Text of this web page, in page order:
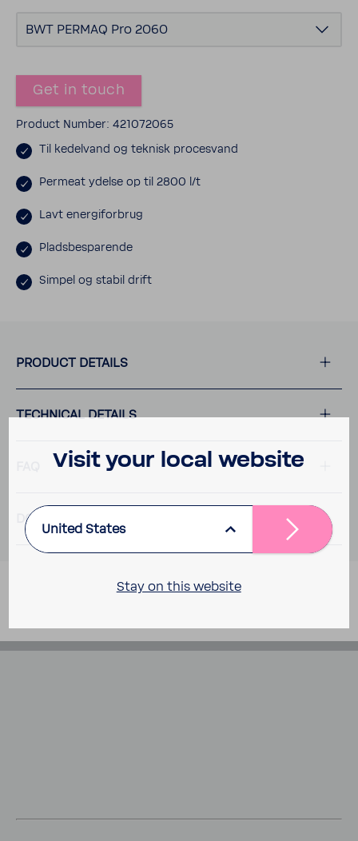
BWT PERMAQ Pro 2060
Get in touch
Product Number: 421072065
Til kedel­vand og teknisk proces­vand
Permeat ydelse op til 2800 l/t
Lavt energi­for­brug
Plads­be­sparende
Simpel og stabil drift
PRODUCT DETAILS
TECH­NICAL DETAILS
DOWN­LOADS
Visit your local website
United States
Stay on this website